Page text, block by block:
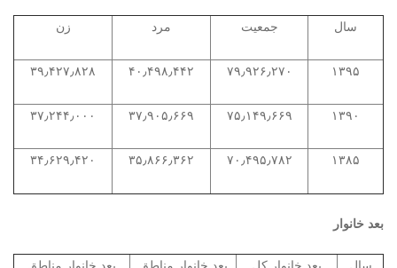
سال جمعیت مرد زن
۱۳۹۵ ۷۹٫۹۲۶٫۲۷۰ ۴۰٫۴۹۸٫۴۴۲ ۳۹٫۴۲۷٫۸۲۸
۱۳۹۰ ۷۵٫۱۴۹٫۶۶۹ ۳۷٫۹۰۵٫۶۶۹ ۳۷٫۲۴۴٫۰۰۰
۱۳۸۵ ۷۰٫۴۹۵٫۷۸۲ ۳۵٫۸۶۶٫۳۶۲ ۳۴٫۶۲۹٫۴۲۰
بعد خانوار